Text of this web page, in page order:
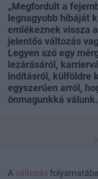
„Megfordult a
legnagyobb hibáját
emlékeznek vissza
jelentős változás
Legyen szó egy
lezárásáról,
indításról, külföldre
egyszerűen arról,
önmagunkká válunk.
A változás